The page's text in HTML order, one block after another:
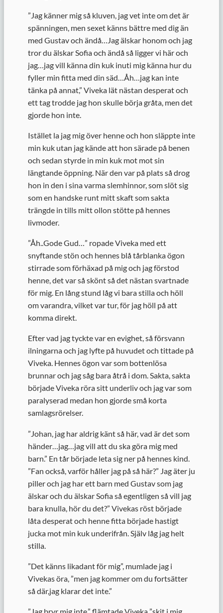
”Jag känner mig så kluven, jag vet inte om det är
spänningen, men sexet känns bättre med dig än
med Gustav och ändå…Jag älskar honom och jag
tror du älskar Sofia och ändå så ligger vi här och
jag…jag vill känna din kuk inuti mig känna hur du
fyller min fitta med din säd…Åh…jag kan inte
tänka på annat,” Viveka lät nästan desperat och
ett tag trodde jag hon skulle börja gråta, men det
gjorde hon inte.
Istället la jag mig över henne och hon släppte inte
min kuk utan jag kände att hon särade på benen
och sedan styrde in min kuk mot mot sin
längtande öppning. När den var på plats så drog
hon in den i sina varma slemhinnor, som slöt sig
som en handske runt mitt skaft som sakta
trängde in tills mitt ollon stötte på hennes
livmoder.
”Åh..Gode Gud…” ropade Viveka med ett
snyftande stön och hennes blå tårblanka ögon
stirrade som förhäxad på mig och jag förstod
henne, det var så skönt så det nästan svartnade
för mig. En lång stund låg vi bara stilla och höll
om varandra, vilket var tur, för jag höll på att
komma direkt.
Efter vad jag tyckte var en evighet, så försvann
ilningarna och jag lyfte på huvudet och tittade på
Viveka. Hennes ögon var som bottenlösa
brunnar och jag såg bara åtrå i dom. Sakta, sakta
började Viveka röra sitt underliv och jag var som
paralyserad medan hon gjorde små korta
samlagsrörelser.
” Johan, jag har aldrig känt så här, vad är det som
händer…jag…jag vill att du ska göra mig med
barn.” En tår började leta sig ner på hennes kind.
”Fan också, varför håller jag på så här?” Jag äter ju
piller och jag har ett barn med Gustav som jag
älskar och du älskar Sofia så egentligen så vill jag
bara knulla, hör du det?” Vivekas röst började
låta desperat och henne fitta började hastigt
jucka mot min kuk underifrån. Själv låg jag helt
stilla.
”Det känns likadant för mig”, mumlade jag i
Vivekas öra, ”men jag kommer om du fortsätter
så där,jag klarar det inte.”